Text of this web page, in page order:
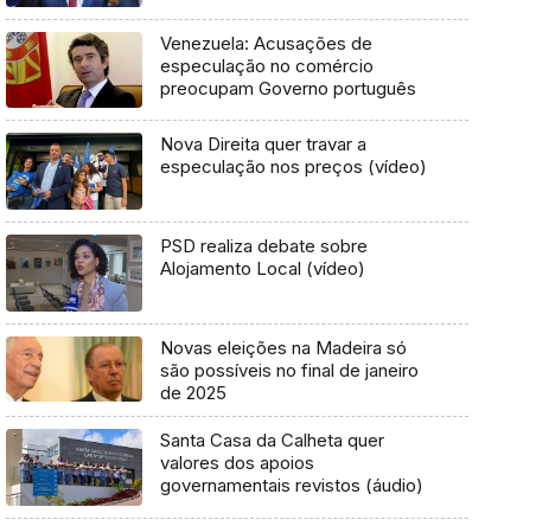
Venezuela: Acusações de
especulação no comércio
preocupam Governo português
Nova Direita quer travar a
especulação nos preços (vídeo)
PSD realiza debate sobre
Alojamento Local (vídeo)
Novas eleições na Madeira só
são possíveis no final de janeiro
de 2025
Santa Casa da Calheta quer
valores dos apoios
governamentais revistos (áudio)